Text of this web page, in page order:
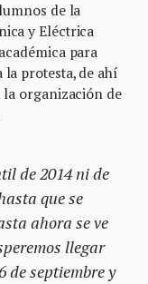
de la
y Eléctrica
para
la protesta, de ahí
organización de
de 2014 ni de
que se
ahora se ve
llegar
de septiembre y